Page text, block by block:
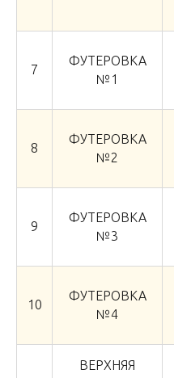
7
ФУТЕРОВКА
№1
8
ФУТЕРОВКА
№2
9
ФУТЕРОВКА
№3
10
ФУТЕРОВКА
№4
ВЕРХНЯЯ